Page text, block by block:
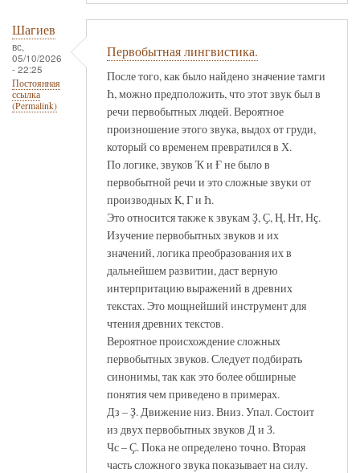
Шагиев
вс,
05/10/2026
- 22:25
Постоянная
ссылка
(Permalink)
Первобытная лингвистика.
После того, как было найдено значение тамги
Һ, можно предположить, что этот звук был в
речи первобытных людей. Вероятное
произношение этого звука, выдох от груди,
который со временем превратился в Х.
По логике, звуков Ҡ и Ғ не было в
первобытной речи и это сложные звуки от
производных К, Г и Һ.
Это относится также к звукам Ҙ, Ҫ, Ң, Нт, Нҫ.
Изучение первобытных звуков и их
значений, логика преобразования их в
дальнейшем развитии, даст верную
интерпритацию выражений в древних
текстах. Это мощнейший инструмент для
чтения древних текстов.
Вероятное происхождение сложных
первобытных звуков. Следует подбирать
синонимы, так как это более обширные
понятия чем приведено в примерах.
Дз – Ҙ. Движение низ. Вниз. Упал. Состоит
из двух первобытных звуков Д и З.
Чс – Ҫ. Пока не определено точно. Вторая
часть сложного звука показывает на силу.